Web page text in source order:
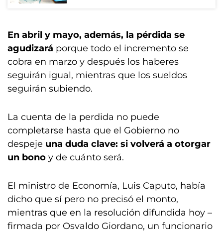
En abril y mayo, además, la pérdida se
agudizará porque todo el incremento se
cobra en marzo y después los haberes
seguirán igual, mientras que los sueldos
seguirán subiendo.
La cuenta de la perdida no puede
completarse hasta que el Gobierno no
despeje una duda clave: si volverá a otorgar
un bono y de cuánto será.
El ministro de Economía, Luis Caputo, había
dicho que sí pero no precisó el monto,
mientras que en la resolución difundida hoy –
firmada por Osvaldo Giordano, un funcionario